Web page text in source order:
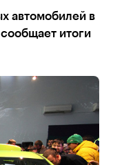
автомобилей в
итоги